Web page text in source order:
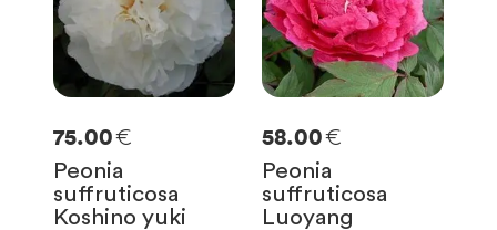
75.00€
Peonia
suffruticosa
Koshino yuki
58.00€
Peonia
suffruticosa
Luoyang